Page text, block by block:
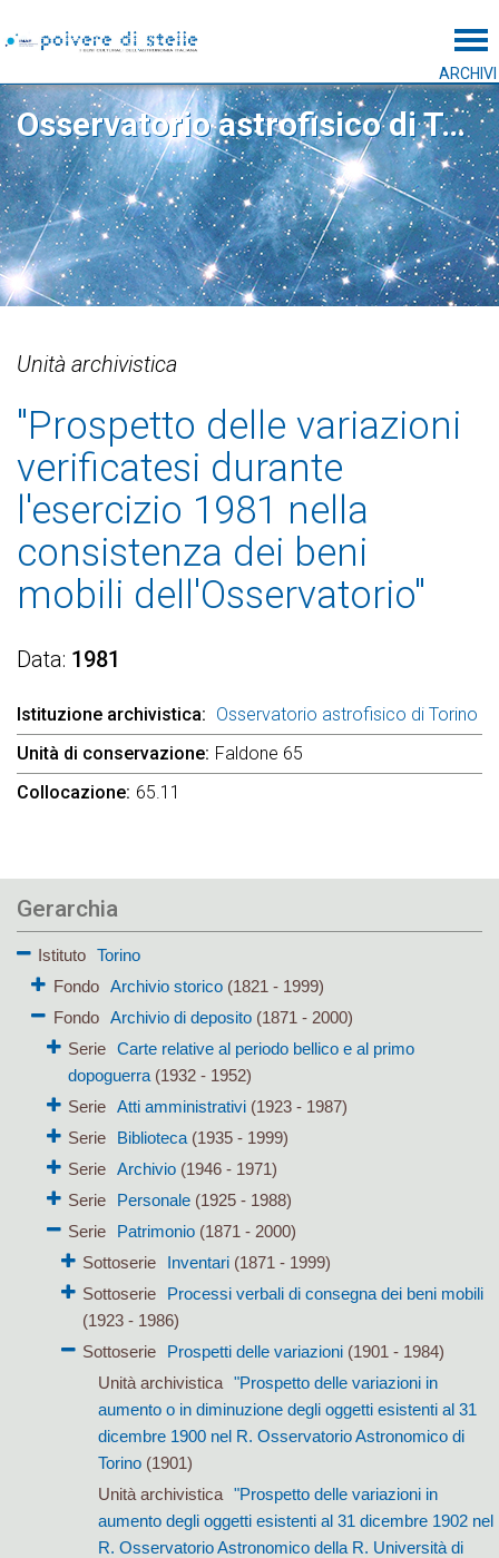
ARCHIVI
Osservatorio astrofisico di Torino
Unità archivistica
"Prospetto delle variazioni
verificatesi durante
l'esercizio 1981 nella
consistenza dei beni
mobili dell'Osservatorio"
Data 1981
Istituzione archivistica
Osservatorio astrofisico di Torino
Unità di conservazione Faldone 65
Collocazione 65.11
Gerarchia
Istituto
Torino
Fondo
Archivio storico(1821 - 1999)
Fondo
Archivio di deposito(1871 - 2000)
Serie Carte relative al periodo bellico e al primo
dopoguerra(1932 - 1952)
Serie Atti amministrativi(1923 - 1987)
Serie
Biblioteca(1935 - 1999)
Serie Archivio(1946 - 1971)
Serie
Personale(1925 - 1988)
Serie
Patrimonio(1871 - 2000)
Sottoserie
Inventari (1871 - 1999)
Sottoserie
Processi verbali di consegna dei beni mobili
(1923 - 1986)
Sottoserie
Prospetti delle variazioni (1901 - 1984)
Unità archivistica
"Prospetto delle variazioni in
aumento o in diminuzione degli oggetti esistenti al 31
dicembre 1900 nel R. Osservatorio Astronomico di
Torino(1901)
Unità archivistica
"Prospetto delle variazioni in
aumento degli oggetti esistenti al 31 dicembre 1902 nel
R. Osservatorio Astronomico della R. Università di